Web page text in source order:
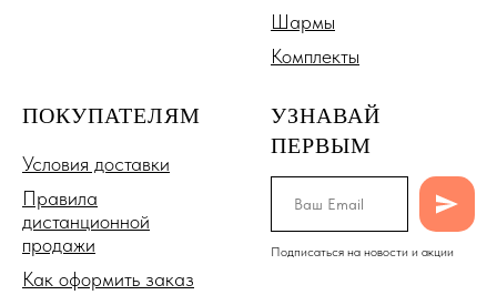
Шармы
Комплекты
ПОКУПАТЕЛЯМ
Условия доставки
Правила
дистанционной
продажи
Как оформить заказ
УЗНАВАЙ
ПЕРВЫМ
Подписаться на новости и акции